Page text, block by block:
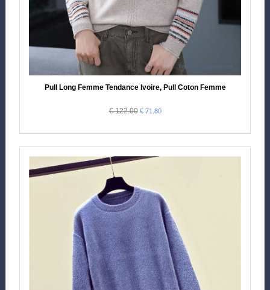
Pull Long Femme Tendance Ivoire, Pull Coton Femme
€ 122.00 € 71.80